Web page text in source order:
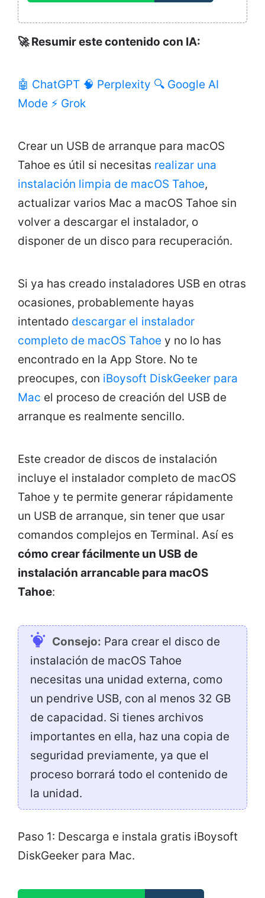
🚀 Resumir este contenido con IA:
🤖 ChatGPT 🧠 Perplexity 🔍 Google AI
Mode ⚡ Grok
Crear un USB de arranque para macOS
Tahoe es útil si necesitas realizar una
instalación limpia de macOS Tahoe,
actualizar varios Mac a macOS Tahoe sin
volver a descargar el instalador, o
disponer de un disco para recuperación.
Si ya has creado instaladores USB en otras
ocasiones, probablemente hayas
intentado descargar el instalador
completo de macOS Tahoe y no lo has
encontrado en la App Store. No te
preocupes, con iBoysoft DiskGeeker para
Mac el proceso de creación del USB de
arranque es realmente sencillo.
Este creador de discos de instalación
incluye el instalador completo de macOS
Tahoe y te permite generar rápidamente
un USB de arranque, sin tener que usar
comandos complejos en Terminal. Así es
cómo crear fácilmente un USB de
instalación arrancable para macOS
Tahoe:
Consejo: Para crear el disco de
instalación de macOS Tahoe
necesitas una unidad externa, como
un pendrive USB, con al menos 32 GB
de capacidad. Si tienes archivos
importantes en ella, haz una copia de
seguridad previamente, ya que el
proceso borrará todo el contenido de
la unidad.
Paso 1: Descarga e instala gratis iBoysoft
DiskGeeker para Mac.